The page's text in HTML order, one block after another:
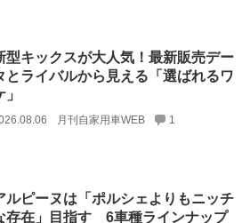
型キックスが大人気！最新販売デー
とライバルから見える「選ばれるワ
月刊自家用車WEB 1
ルピーヌは「ポルシェよりもニッチ
存在」目指す 6車種ラインナップ